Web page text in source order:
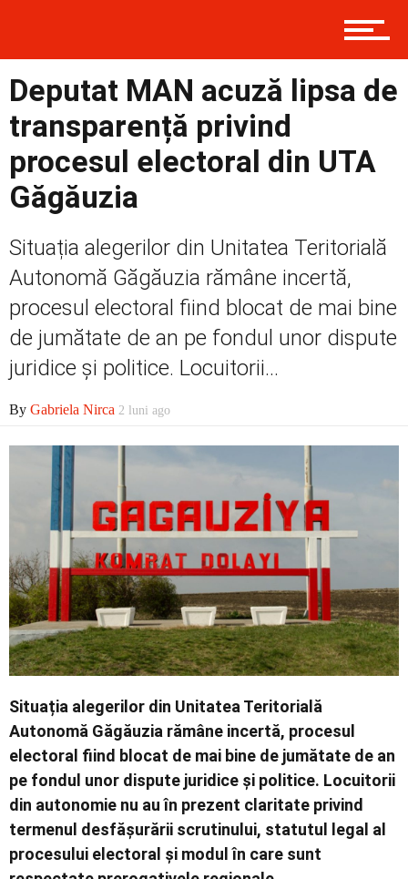
Prima
Social
Contact
Deputat MAN acuză lipsa de
transparență privind
procesul electoral din UTA
Găgăuzia
Situația alegerilor din Unitatea Teritorială
Autonomă Găgăuzia rămâne incertă,
procesul electoral fiind blocat de mai bine
de jumătate de an pe fondul unor dispute
juridice și politice. Locuitorii...
By Gabriela Nirca 2 luni ago
Situația alegerilor din Unitatea Teritorială
Autonomă Găgăuzia rămâne incertă, procesul
electoral fiind blocat de mai bine de jumătate de an
pe fondul unor dispute juridice și politice. Locuitorii
din autonomie nu au în prezent claritate privind
termenul desfășurării scrutinului, statutul legal al
procesului electoral și modul în care sunt